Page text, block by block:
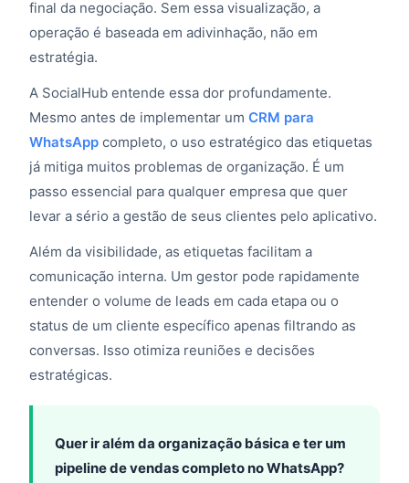
final da negociação. Sem essa visualização, a
operação é baseada em adivinhação, não em
estratégia.
A SocialHub entende essa dor profundamente.
Mesmo antes de implementar um CRM para
WhatsApp completo, o uso estratégico das etiquetas
já mitiga muitos problemas de organização. É um
passo essencial para qualquer empresa que quer
levar a sério a gestão de seus clientes pelo aplicativo.
Além da visibilidade, as etiquetas facilitam a
comunicação interna. Um gestor pode rapidamente
entender o volume de leads em cada etapa ou o
status de um cliente específico apenas filtrando as
conversas. Isso otimiza reuniões e decisões
estratégicas.
Quer ir além da organização básica e ter um
pipeline de vendas completo no WhatsApp?